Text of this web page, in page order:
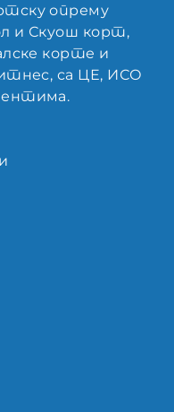
опрему
и Скуош корт,
корте и
са ЦЕ, ИСО